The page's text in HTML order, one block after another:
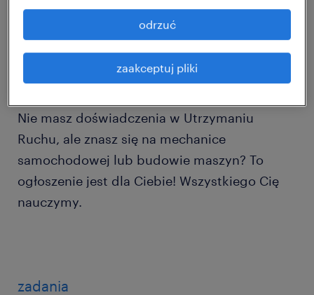
nowo powstającej, ultranowoczesnej fabryce
Nie masz doświadczenia w Utrzymaniu
Ruchu, ale znasz się na mechanice
samochodowej lub budowie maszyn? To
ogłoszenie jest dla Ciebie! Wszystkiego Cię
nauczymy.
zadania
zaakceptuj pliki
odrzuć